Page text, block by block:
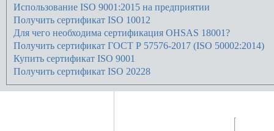
Использование ISO 9001:2015 на предприятии
Получить сертификат ISO 10012
Для чего необходима сертификация OHSAS 18001?
Получить сертификат ГОСТ Р 57576-2017 (ISO 50002:2014)
Купить сертификат ISO 9001
Получить сертификат ISO 20228